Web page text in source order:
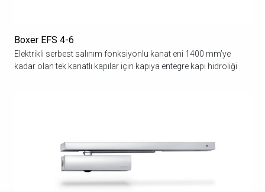
Boxer EFS 4-6
Elektrikli serbest salınım fonksiyonlu kanat eni 1400 mm’ye
kadar olan tek kanatlı kapılar için kapıya entegre kapı hidroliği